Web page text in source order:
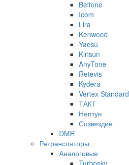
Belfone
Icom
Lira
Kenwood
Yaesu
Kirisun
AnyTone
Retevis
Kydera
Vertex Standard
ТАКТ
Нептун
Созвездие
DMR
Ретрансляторы
Аналоговые
Turbosky